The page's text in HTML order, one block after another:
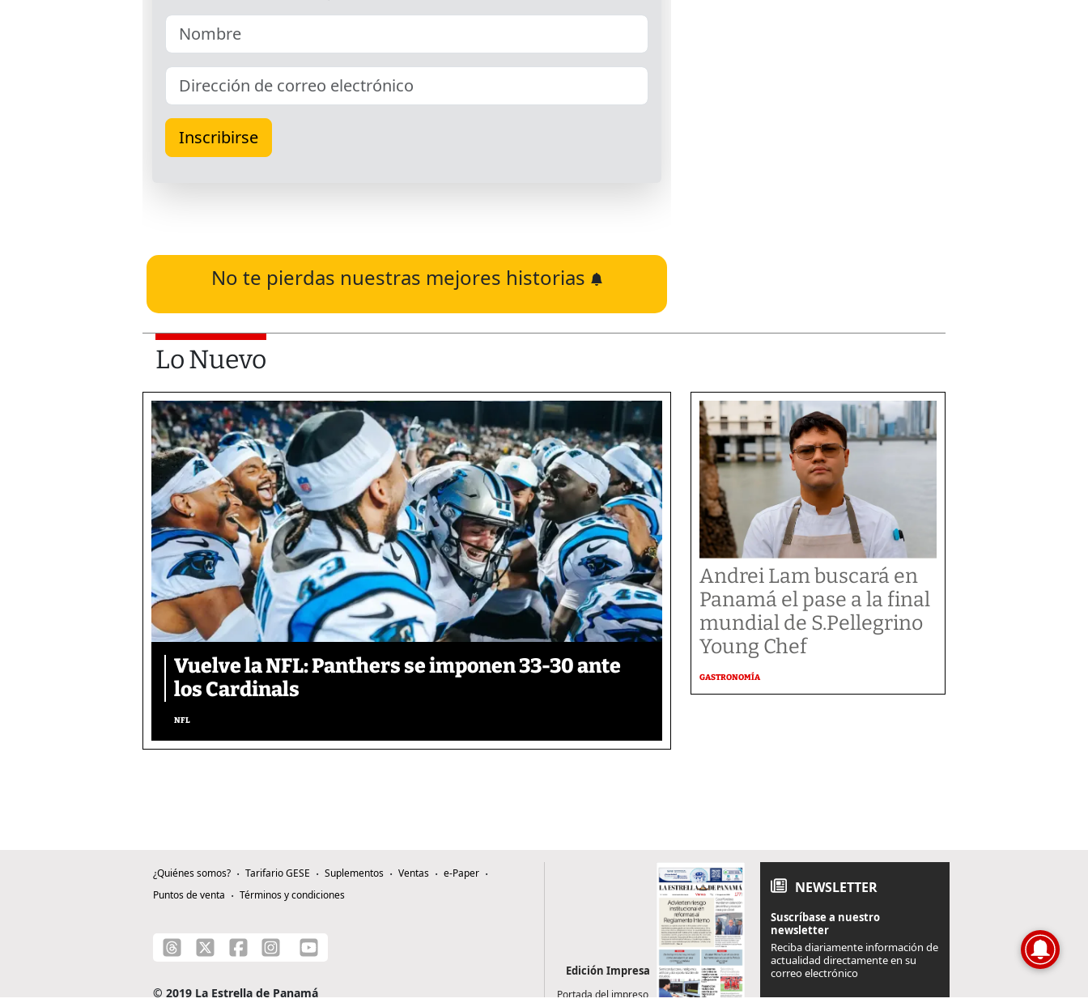
No te pierdas nuestras mejores historias
Lo Nuevo
Vuelve la NFL: Panthers se imponen 33-30 ante
los Cardinals
NFL
Andrei Lam buscará en
Panamá el pase a la final
mundial de S.Pellegrino
Young Chef
GASTRONOMÍA
¿Quiénes somos? Tarifario GESE Suplementos Ventas
e-Paper
Puntos de venta
Términos y condiciones
© 2019 La Estrella de Panamá
Edición Impresa
Portada del impreso
NEWSLETTER
Suscríbase a nuestro
newsletter
Reciba diariamente información de
actualidad directamente en su
correo electrónico